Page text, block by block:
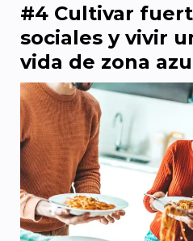
#4 Cultivar
sociales y vivir
vida de zona